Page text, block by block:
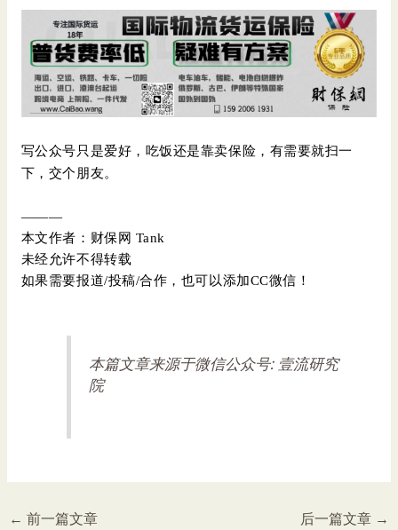
写公众号只是爱好，吃饭还是靠卖保险，有需要就扫一
下，交个朋友。
———
本文作者：财保网 Tank
未经允许不得转载
如果需要报道/投稿/合作，也可以添加CC微信！
本篇文章来源于微信公众号: 壹流研究
院
← 前一篇文章 后一篇文章 →